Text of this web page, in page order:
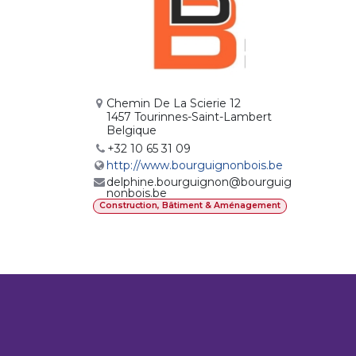
Chemin De La Scierie 12
1457 Tourinnes-Saint-Lambert
Belgique
+32 10 65 31 09
http://www.bourguignonbois.be
delphine.bourguignon@bourguig
nonbois.be
Construction, Bâtiment & Aménagement